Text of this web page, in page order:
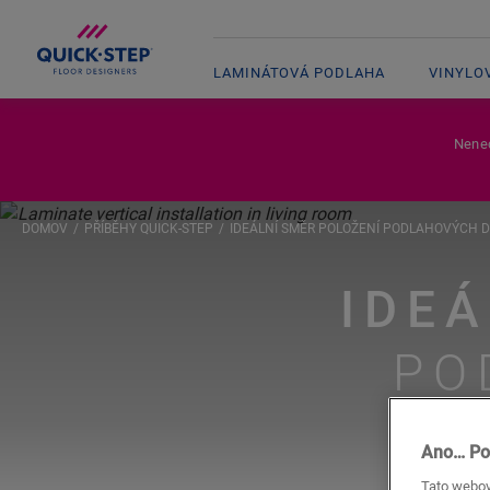
LAMINÁTOVÁ PODLAHA
DOMOV PŘÍBĚHY QUICK-STEP IDEÁLNÍ SMĚR POLOŽENÍ PODLAHOVÝCH
Ano…
Tato